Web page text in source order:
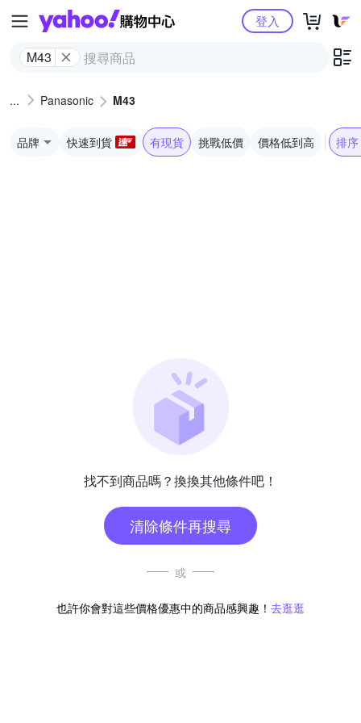
Yahoo購物中心
M43
登入
Panasonic M43
品牌 快速到貨 有現貨 挑戰低價 價格低到高 排序
找不到商品嗎？換換其他條件吧！
清除條件再搜尋
或
也許你會對這些價格優惠中的商品感興趣！ 去逛逛